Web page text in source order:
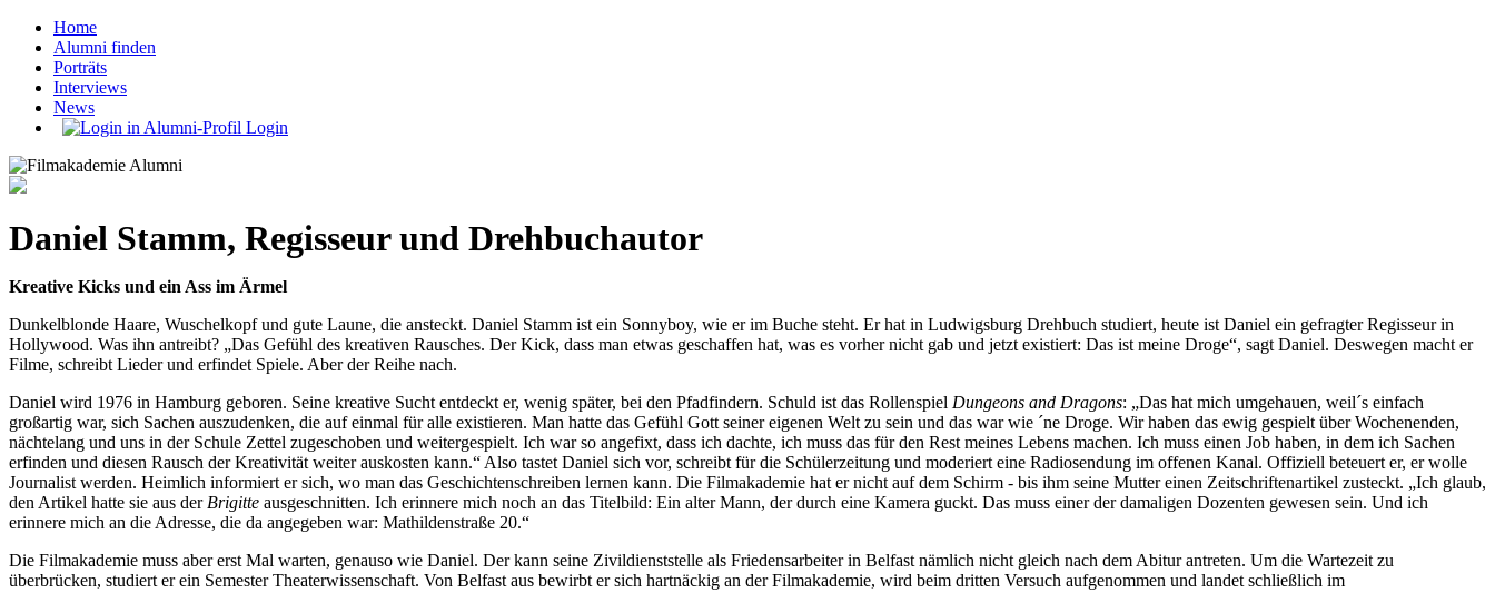
Home
Alumni finden
Porträts
Interviews
News
Login
Daniel Stamm, Regisseur und Drehbuchautor
Kreative Kicks und ein Ass im Ärmel
Dunkelblonde Haare, Wuschelkopf und gute Laune, die ansteckt. Daniel Stamm ist ein Sonnyboy, wie er im Buche steht. Er hat in Ludwigsburg Drehbuch studiert, heute ist Daniel ein gefragter Regisseur in
Hollywood. Was ihn antreibt? „Das Gefühl des kreativen Rausches. Der Kick, dass man etwas geschaffen hat, was es vorher nicht gab und jetzt existiert: Das ist meine Droge“, sagt Daniel. Deswegen macht er
Filme, schreibt Lieder und erfindet Spiele. Aber der Reihe nach.
Daniel wird 1976 in Hamburg geboren. Seine kreative Sucht entdeckt er, wenig später, bei den Pfadfindern. Schuld ist das Rollenspiel Dungeons and Dragons: „Das hat mich umgehauen, weil´s einfach
großartig war, sich Sachen auszudenken, die auf einmal für alle existieren. Man hatte das Gefühl Gott seiner eigenen Welt zu sein und das war wie ´ne Droge. Wir haben das ewig gespielt über Wochenenden,
nächtelang und uns in der Schule Zettel zugeschoben und weitergespielt. Ich war so angefixt, dass ich dachte, ich muss das für den Rest meines Lebens machen. Ich muss einen Job haben, in dem ich Sachen
erfinden und diesen Rausch der Kreativität weiter auskosten kann.“ Also tastet Daniel sich vor, schreibt für die Schülerzeitung und moderiert eine Radiosendung im offenen Kanal. Offiziell beteuert er, er wolle
Journalist werden. Heimlich informiert er sich, wo man das Geschichtenschreiben lernen kann. Die Filmakademie hat er nicht auf dem Schirm - bis ihm seine Mutter einen Zeitschriftenartikel zusteckt. „Ich glaub,
den Artikel hatte sie aus der Brigitte ausgeschnitten. Ich erinnere mich noch an das Titelbild: Ein alter Mann, der durch eine Kamera guckt. Das muss einer der damaligen Dozenten gewesen sein. Und ich
erinnere mich an die Adresse, die da angegeben war: Mathildenstraße 20.“
Die Filmakademie muss aber erst Mal warten, genauso wie Daniel. Der kann seine Zivildienststelle als Friedensarbeiter in Belfast nämlich nicht gleich nach dem Abitur antreten. Um die Wartezeit zu
überbrücken, studiert er ein Semester Theaterwissenschaft. Von Belfast aus bewirbt er sich hartnäckig an der Filmakademie, wird beim dritten Versuch aufgenommen und landet schließlich im